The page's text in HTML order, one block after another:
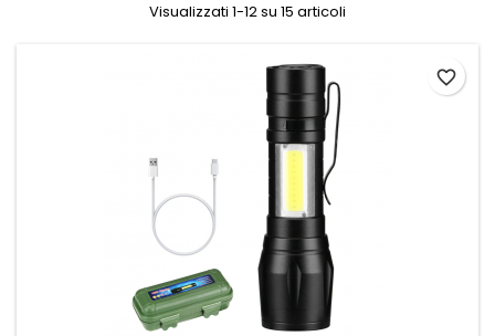
Visualizzati 1-12 su 15 articoli
favorite_border